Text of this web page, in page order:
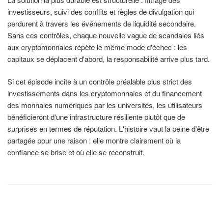
investisseurs, suivi des conflits et règles de divulgation qui
perdurent à travers les événements de liquidité secondaire.
Sans ces contrôles, chaque nouvelle vague de scandales liés
aux cryptomonnaies répète le même mode d'échec : les
capitaux se déplacent d'abord, la responsabilité arrive plus tard.
Si cet épisode incite à un contrôle préalable plus strict des
investissements dans les cryptomonnaies et du financement
des monnaies numériques par les universités, les utilisateurs
bénéficieront d'une infrastructure résiliente plutôt que de
surprises en termes de réputation. L'histoire vaut la peine d'être
partagée pour une raison : elle montre clairement où la
confiance se brise et où elle se reconstruit.